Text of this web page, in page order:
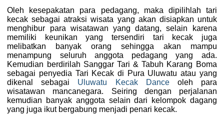
Oleh kesepakatan para pedagang, maka dipilihlah tari
kecak sebagai atraksi wisata yang akan disiapkan untuk
menghibur para wisatawan yang datang, selain karena
memiliki keunikan yang tersendiri tari kecak juga
melibatkan banyak orang sehingga akan mampu
menampung seluruh anggota pedagang yang ada.
Kemudian berdirilah Sanggar Tari & Tabuh Karang Boma
sebagai penyedia Tari Kecak di Pura Uluwatu atau yang
dikenal sebagai Uluwatu Kecak Danceoleh para
wisatawan mancanegara. Seiring dengan perjalanan
kemudian banyak anggota selain dari kelompok dagang
yang juga ikut bergabung menjadi penari kecak.